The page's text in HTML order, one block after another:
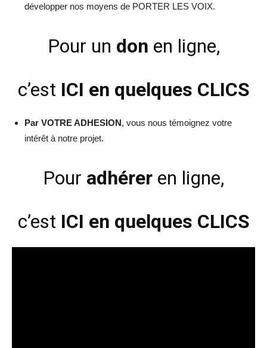
développer nos moyens de PORTER LES VOIX.
Pour un don en ligne,
c’est ICI en quelques CLICS
Par VOTRE ADHESION, vous nous témoignez votre
intérêt à notre projet.
Pour adhérer en ligne,
c’est ICI en quelques CLICS